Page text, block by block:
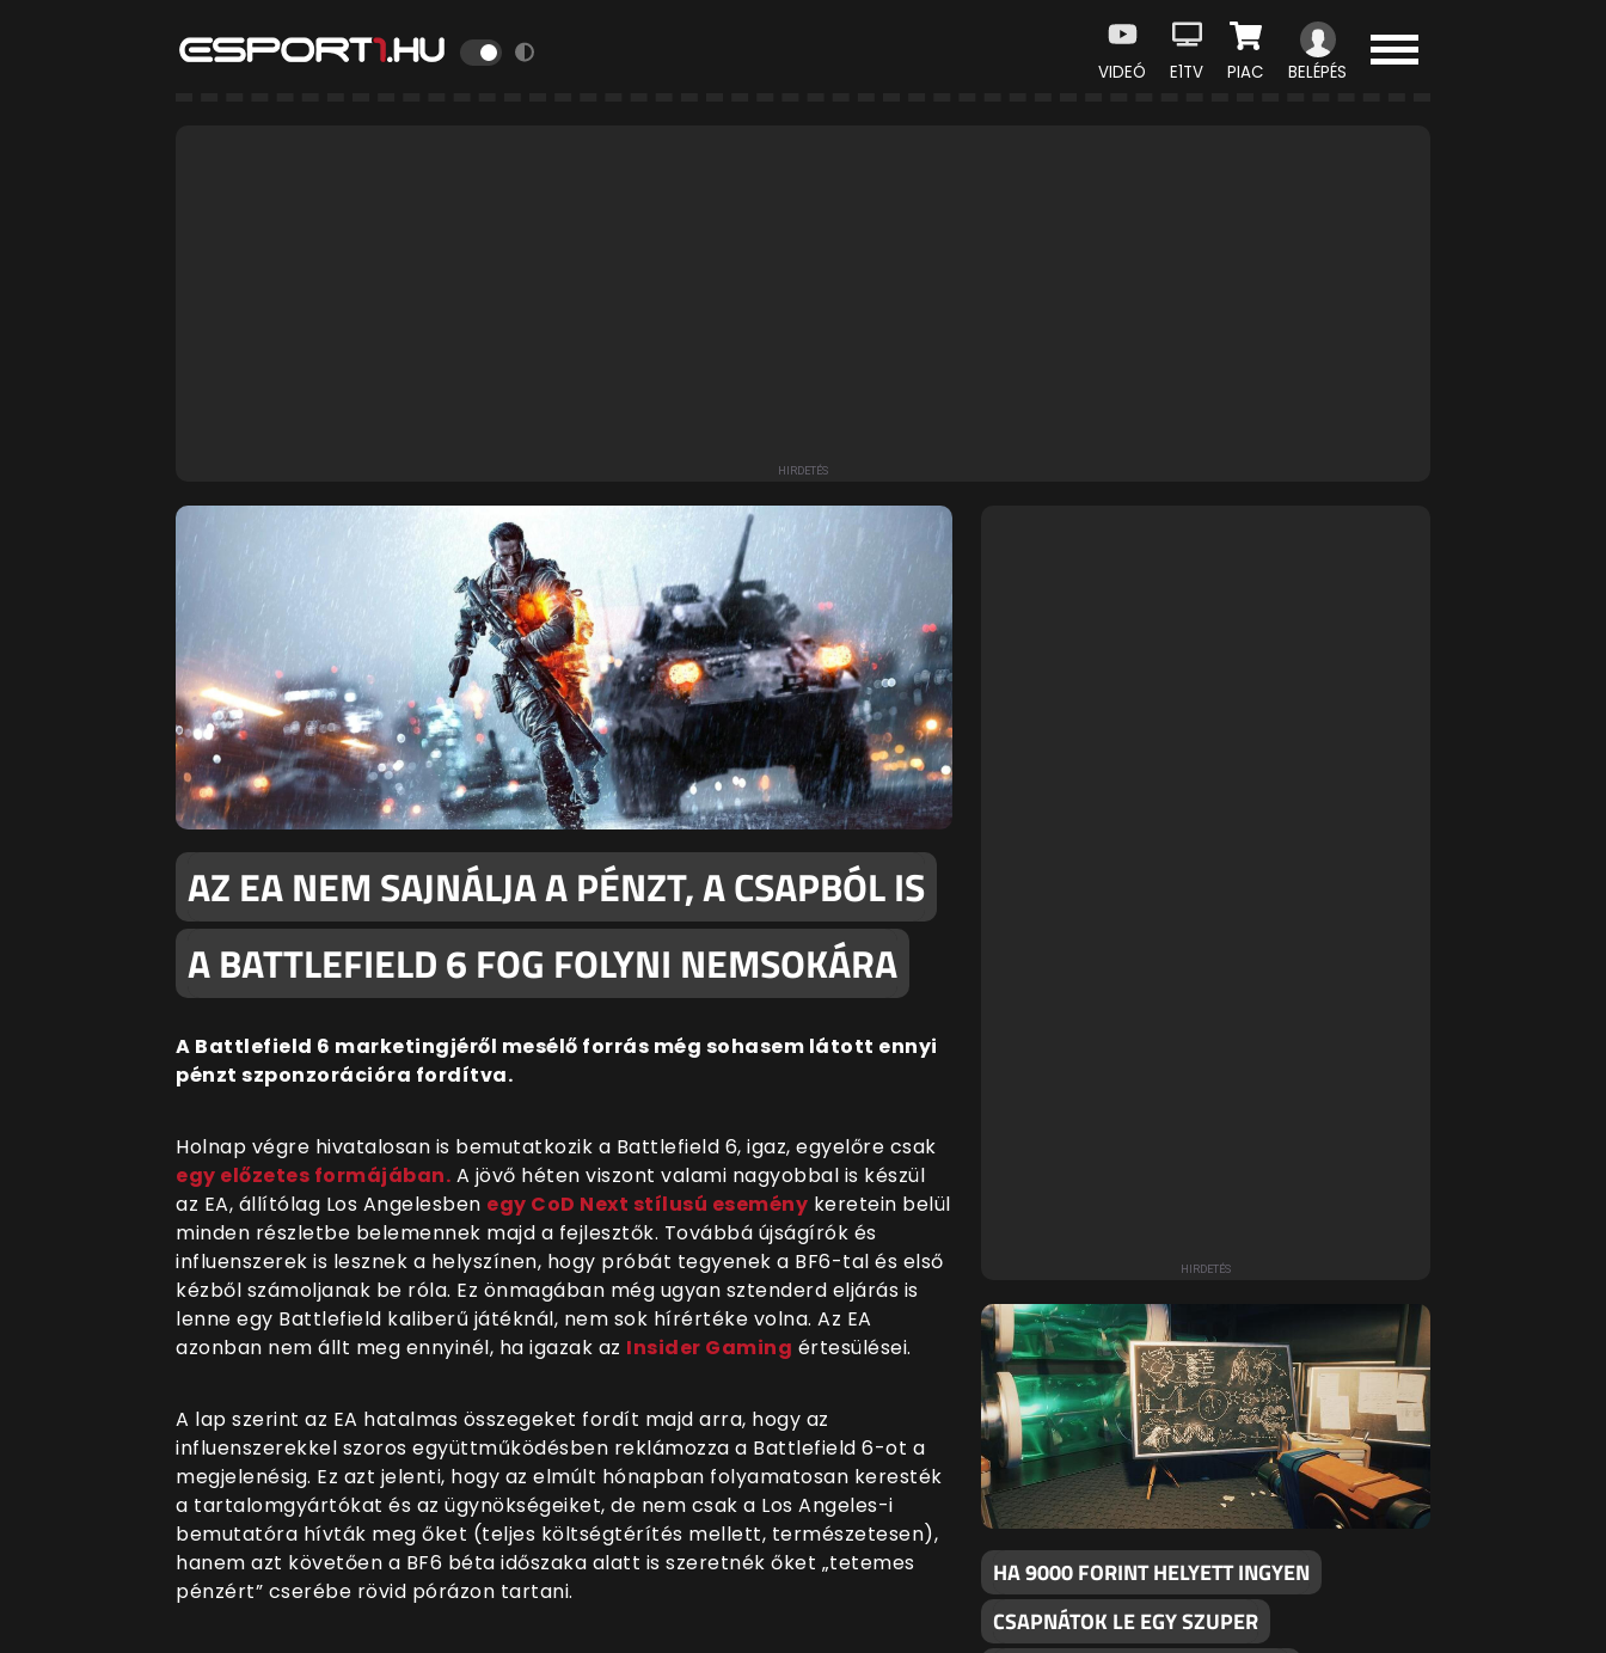
VIDEÓ E1TV PIAC BELÉPÉS
AZ EA NEM SAJNÁLJA A PÉNZT, A CSAPBÓL IS
A BATTLEFIELD 6 FOG FOLYNI NEMSOKÁRA
A Battlefield 6 marketingjéről mesélő forrás még sohasem látott ennyi
pénzt szponzorációra fordítva.
Holnap végre hivatalosan is bemutatkozik a Battlefield 6, igaz, egyelőre csak
egy előzetes formájában. A jövő héten viszont valami nagyobbal is készül
az EA, állítólag Los Angelesben egy CoD Next stílusú esemény keretein belül
minden részletbe belemennek majd a fejlesztők. Továbbá újságírók és
influenszerek is lesznek a helyszínen, hogy próbát tegyenek a BF6-tal és első
kézből számoljanak be róla. Ez önmagában még ugyan sztenderd eljárás is
lenne egy Battlefield kaliberű játéknál, nem sok hírértéke volna. Az EA
azonban nem állt meg ennyinél, ha igazak az Insider Gaming értesülései.
A lap szerint az EA hatalmas összegeket fordít majd arra, hogy az
influenszerekkel szoros együttműködésben reklámozza a Battlefield 6-ot a
megjelenésig. Ez azt jelenti, hogy az elmúlt hónapban folyamatosan keresték
a tartalomgyártókat és az ügynökségeiket, de nem csak a Los Angeles-i
bemutatóra hívták meg őket (teljes költségtérítés mellett, természetesen),
hanem azt követően a BF6 béta időszaka alatt is szeretnék őket „tetemes
pénzért” cserébe rövid pórázon tartani.
HA 9000 FORINT HELYETT INGYEN
CSAPNÁTOK LE EGY SZUPER